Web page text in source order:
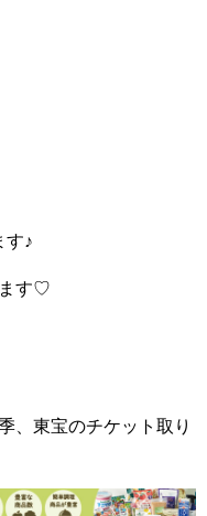
す♪
ます♡
、東宝のチケット取り